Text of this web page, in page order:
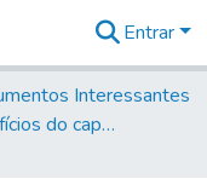
Entrar
Interessantes
Volume 74 - Ofícios do capitão General Martim Lopes Lobo de Saldanha às Câmaras e Comandantes da Capitania (1775)